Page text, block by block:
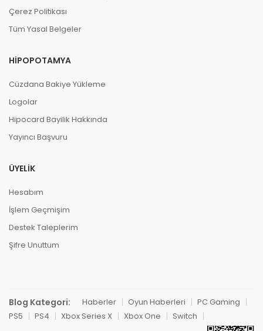
Çerez Politikası
Tüm Yasal Belgeler
HIPOPOTAMYA
Cüzdana Bakiye Yükleme
Logolar
Hipocard Bayilik Hakkında
Yayıncı Başvuru
ÜYELIK
Hesabım
İşlem Geçmişim
Destek Taleplerim
Şifre Unuttum
Blog Kategori: Haberler Oyun Haberleri
PC Gaming
PS5
PS4 Xbox Series X Xbox One Switch